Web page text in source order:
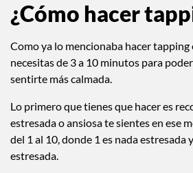
¿Cómo hacer
Como ya lo mencionaba hacer tapping
necesitas de 3 a 10 minutos para poder
Lo primero que tienes que hacer es
estresada o ansiosa te sientes en ese
del 1 al 10, donde 1 es nada estresada y